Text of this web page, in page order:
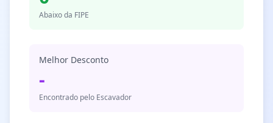
Abaixo da FIPE
Melhor Desconto
-
Encontrado pelo Escavador